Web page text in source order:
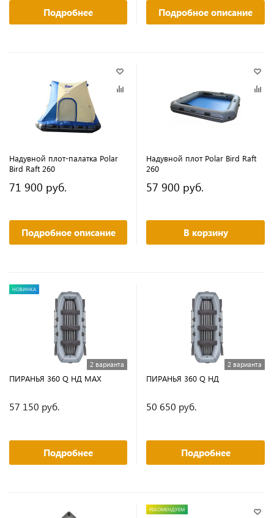
Подробнее Подробное описание
Надувной плот-палатка Polar
Bird Raft 260
71 900 руб.
Подробное описание
Надувной плот Polar Bird Raft
260
57 900 руб.
В корзину
НОВИНКА
2 варианта
ПИРАНЬЯ 360 Q НД MAX
57 150 руб.
Подробнее
2 варианта
ПИРАНЬЯ 360 Q НД
50 650 руб.
Подробнее
РЕКОМЕНДУЕМ